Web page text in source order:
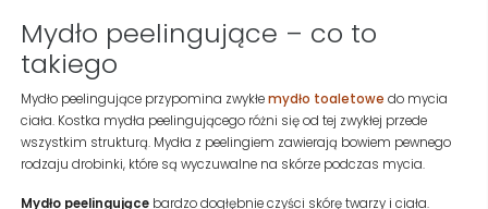
Mydło peelingujące – co to
takiego
Mydło peelingujące przypomina zwykłemydło toaletowe do mycia
ciała. Kostka mydła peelingującego różni się od tej zwykłej przede
wszystkim strukturą. Mydła z peelingiem zawierają bowiem pewnego
rodzaju drobinki, które są wyczuwalne na skórze podczas mycia.
Mydło peelingujące bardzo dogłębnie czyści skórę twarzy i ciała.